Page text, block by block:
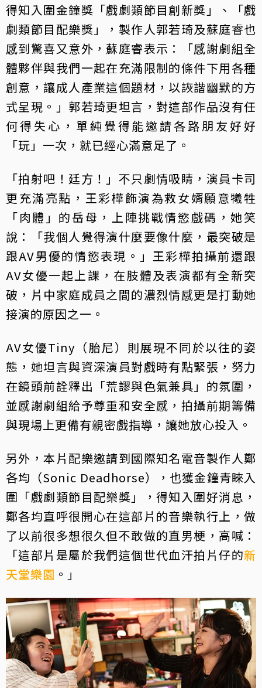
得知入圍金鐘獎「戲劇類節目創新獎」、「戲
劇類節目配樂獎」，製作人郭若琦及蘇庭睿也
感到驚喜又意外，蘇庭睿表示：「感謝劇組全
體夥伴與我們一起在充滿限制的條件下用各種
創意，讓成人產業這個題材，以詼諧幽默的方
式呈現。」郭若琦更坦言，對這部作品沒有任
何得失心，單純覺得能邀請各路朋友好好
「玩」一次，就已經心滿意足了。
「拍射吧！廷方！」不只劇情吸睛，演員卡司
更充滿亮點，王彩樺飾演為救女婿願意犧牲
「肉體」的岳母，上陣挑戰情慾戲碼，她笑
說：「我個人覺得演什麼要像什麼，最突破是
跟AV男優的情慾表現。」王彩樺拍攝前還跟
AV女優一起上課，在肢體及表演都有全新突
破，片中家庭成員之間的濃烈情感更是打動她
接演的原因之一。
AV女優Tiny（胎尼）則展現不同於以往的姿
態，她坦言與資深演員對戲時有點緊張，努力
在鏡頭前詮釋出「荒謬與色氣兼具」的氛圍，
並感謝劇組給予尊重和安全感，拍攝前期籌備
與現場上更備有親密戲指導，讓她放心投入。
另外，本片配樂邀請到國際知名電音製作人鄭
各均（Sonic Deadhorse），也獲金鐘青睞入
圍「戲劇類節目配樂獎」，得知入圍好消息，
鄭各均直呼很開心在這部片的音樂執行上，做
了以前很多想很久但不敢做的直男梗，高喊：
「這部片是屬於我們這個世代血汗拍片仔的新
天堂樂園 。」